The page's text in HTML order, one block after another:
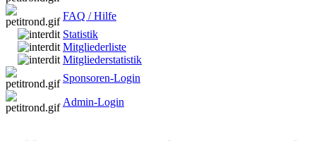
FAQ / Hilfe
Statistik
Mitgliederliste
Mitgliederstatistik
Sponsoren-Login
Admin-Login